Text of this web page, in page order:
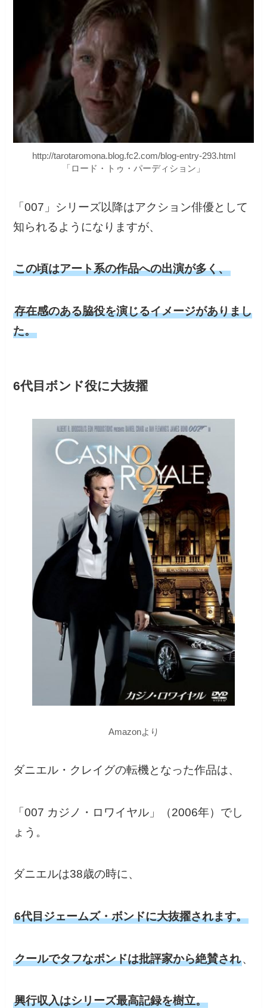
http://tarotaromona.blog.fc2.com/blog-entry-293.html
「ロード・トゥ・パーディション」
「007」シリーズ以降はアクション俳優として
知られるようになりますが、
この頃はアート系の作品への出演が多く、
存在感のある脇役を演じるイメージがありまし
た。
6代目ボンド役に大抜擢
Amazonより
ダニエル・クレイグの転機となった作品は、
「007 カジノ・ロワイヤル」（2006年）でし
ょう。
ダニエルは38歳の時に、
6代目ジェームズ・ボンドに大抜擢されます。
クールでタフなボンドは批評家から絶賛され、
興行収入はシリーズ最高記録を樹立。